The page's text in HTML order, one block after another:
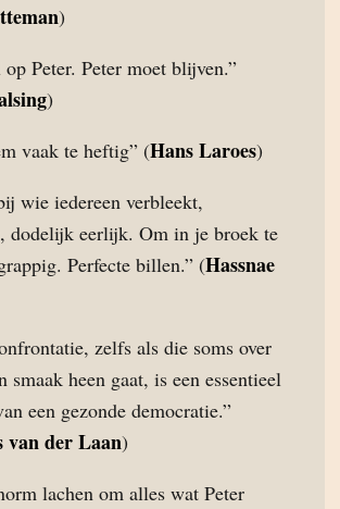
)
Peter. Peter moet blijven.”
)
vaak te heftig” (Hans Laroes)
wie iedereen verbleekt,
dodelijk eerlijk. Om in je broek te
Perfecte billen.” (Hassnae
zelfs als die soms over
smaak heen gaat, is een essentieel
een gezonde democratie.”
van der Laan)
lachen om alles wat Peter